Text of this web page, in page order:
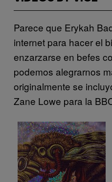
Parece que Erykah
internet para hacer el
enzarzarse en befes
podemos alegrarnos
originalmente se
Zane Lowe para la